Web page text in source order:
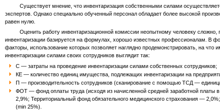
Существует мнение, что инвентаризация собственными силами
экспертов. Однако специально обученный персонал обладает более высокой
равен нулю.
Оценить работу инвентаризационной комиссии неопытному человеку сложно,
инвентаризации базируется на формулах, хорошо известных профессионалам. В
факторы, использование которых позволяет наглядно продемонстрировать, на
инвентаризации силами своих сотрудников выглядит так:
С — затраты на проведение инвентаризации силами собственных сотрудников;
КЕ — количество единиц имущества, подлежащих инвентаризации на
П — производительность сотрудников (сканирование с помощью ТСД —
ФОТ — фонд оплаты труда (исходя из начисленной средней заработной
2,9%; Территориальный фонд обязательного медицинского страхования —
(min 25%).